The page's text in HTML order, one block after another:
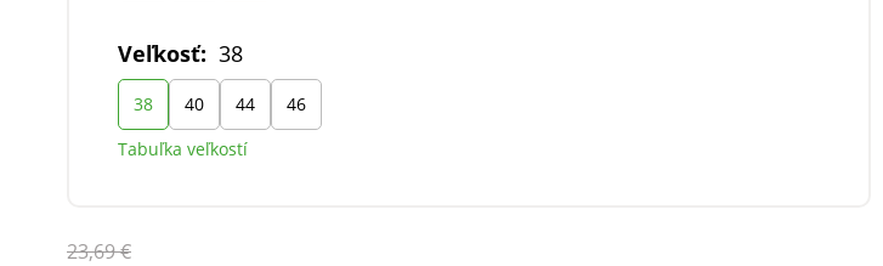
Veľkosť: 38
38 40 44
46
Tabuľka veľkostí
23,69 €